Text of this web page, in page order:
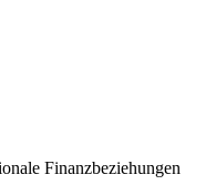
Finanzbeziehungen